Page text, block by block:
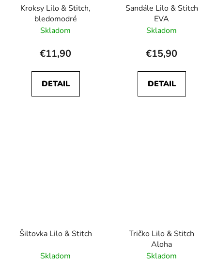
Kroksy Lilo & Stitch,
bledomodré
Skladom
€11,90
DETAIL
Sandále Lilo & Stitch
EVA
Skladom
€15,90
DETAIL
Šiltovka Lilo & Stitch
Skladom
Tričko Lilo & Stitch
Aloha
Skladom